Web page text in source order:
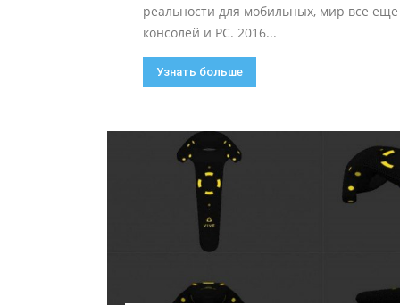
реальности для мобильных, мир все еще
консолей и PC. 2016...
Узнать больше